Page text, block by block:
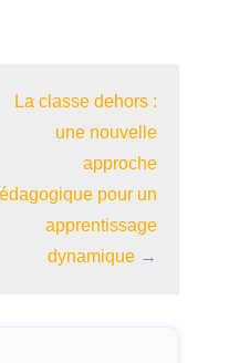
La classe dehors :
une nouvelle
approche
pour un
apprentissage
dynamique →